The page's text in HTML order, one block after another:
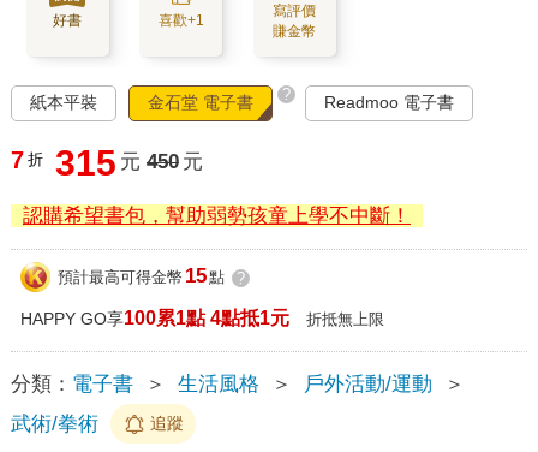
好書 喜歡+1
寫評價
賺金幣
紙本平裝 金石堂 電子書 ? Readmoo 電子書
7 折 315 元 450 元
認購希望書包，幫助弱勢孩童上學不中斷！
預計最高可得金幣 15點 ?
HAPPY GO享100累1點 4點抵1元 折抵無上限
分類： 電子書 ＞ 生活風格 ＞ 戶外活動/運動
＞
武術/拳術
追蹤